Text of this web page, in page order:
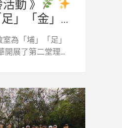
動 》
足」「金」...
為「埔」「足」
開展了第二堂理...